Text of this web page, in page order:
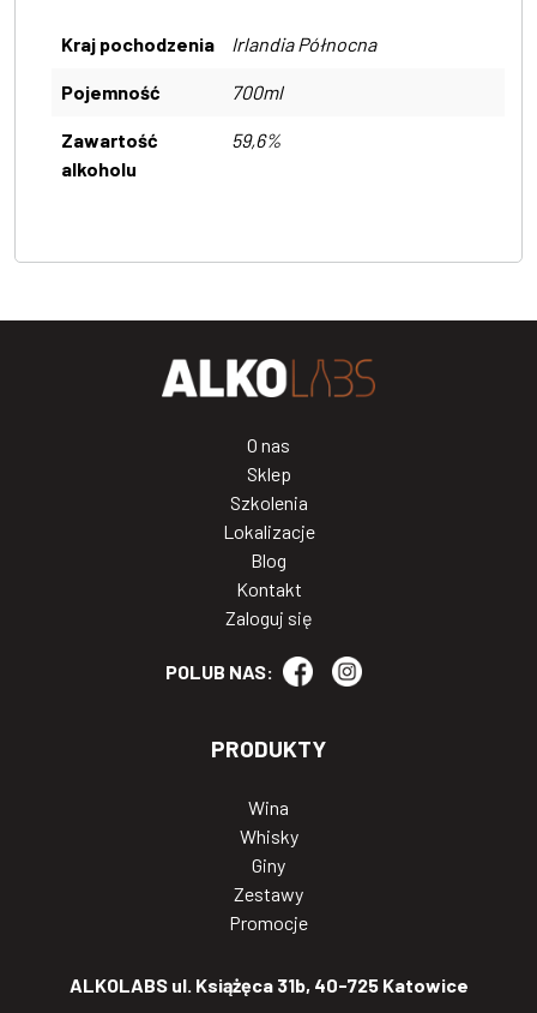
Kraj pochodzenia Irlandia Północna
Pojemność 700ml
Zawartość
alkoholu
59,6%
O nas
Sklep
Szkolenia
Lokalizacje
Blog
Kontakt
Zaloguj się
POLUB NAS:
PRODUKTY
Wina
Whisky
Giny
Zestawy
Promocje
ALKOLABS ul. Książęca 31b, 40-725 Katowice